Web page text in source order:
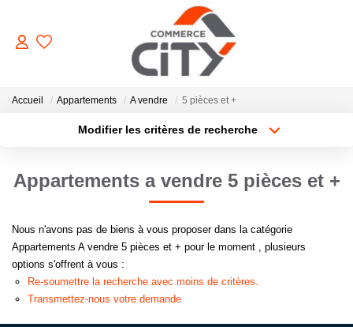
ACHETER
LOUER
ESTIMER
GERER
Accueil Appartements A vendre 5 pièces et +
Modifier les critères de recherche
Sélectionnez...
Type de bien
Budget max Plus de critères
Appartements a vendre 5 pièces et +
Nous n'avons pas de biens à vous proposer dans la catégorie
Appartements A vendre 5 pièces et + pour le moment , plusieurs
options s'offrent à vous :
Re-soumettre la recherche avec moins de critères.
Transmettez-nous votre demande